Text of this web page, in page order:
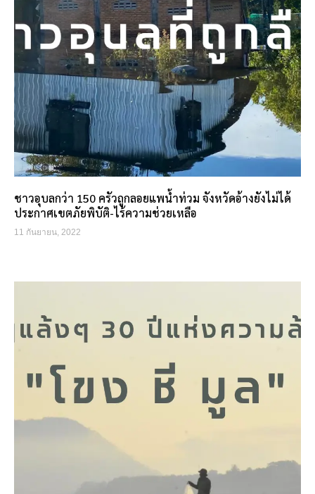
ชาวอุบลกว่า 150 ครัวถูกลอยแพน้ำท่วม จังหวัดอ้างยังไม่ได้
ประกาศเขตภัยพิบัติ-ไร้ความช่วยเหลือ
11 กันยายน, 2022